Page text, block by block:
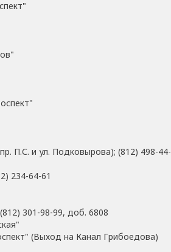
П.С. и ул. Подковырова); (812) 498-44-
234-64-61
301-98-99, доб. 6808
(Выход на Канал Грибоедова)